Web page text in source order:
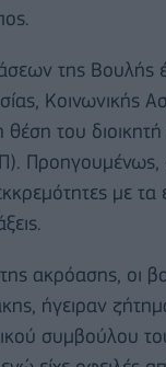
της Βουλής
Κοινωνικής
θέση του
Προηγουμένως,
με
ακρόασης, οι
ήγειραν
συμβούλου